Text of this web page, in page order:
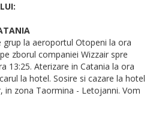
la aeroportul Otopeni la ora
zborul companiei Wizzair spre
13:25. Aterizare in Catania la ora
la hotel. Sosire si cazare la hotel
in zona Taormina - Letojanni. Vom